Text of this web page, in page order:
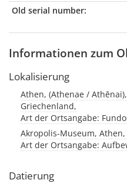
Old serial number:
Informationen zum
Lokalisierung
Athen, (Athenae /
Griechenland,
Art der Ortsangabe:
Akropolis-Museum,
Art der Ortsangabe:
Datierung